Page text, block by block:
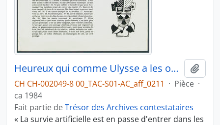
Heureux qui comme Ulysse a les oneilles sauves
CH CH-002049-8 00_TAC-S01-AC_aff_0211 · Pièce ·
ca 1984
Fait partie deTrésor des Archives contestataires
« La survie artificielle est en passe d'entrer dans les